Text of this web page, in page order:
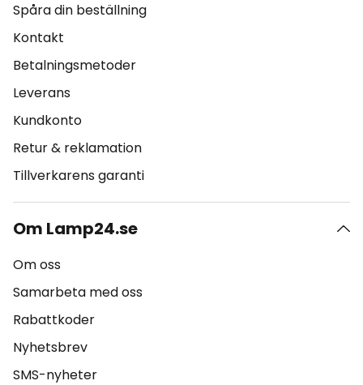
Spåra din beställning
Kontakt
Betalningsmetoder
Leverans
Kundkonto
Retur & reklamation
Tillverkarens garanti
Om Lamp24.se
Om oss
Samarbeta med oss
Rabattkoder
Nyhetsbrev
SMS-nyheter